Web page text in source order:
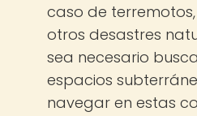
caso de
otros desastres
sea necesario
espacios
navegar en estas